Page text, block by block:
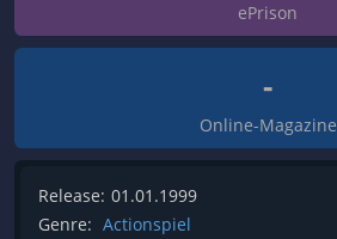
ePrison
-
Online-Magazine
Release: 01.01.1999
Genre: Actionspiel